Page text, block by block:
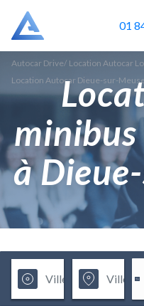
01
Autocar Drive/ Location Autocar
Location Autocar Dieue-sur-Meuse
à